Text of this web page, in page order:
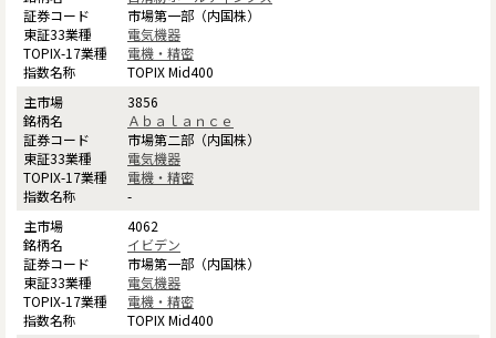
市場第一部（内国株）
電気機器
電機・精密
TOPIX Mid400
3856
Ａｂａｌａｎｃｅ
市場第二部（内国株）
電気機器
電機・精密
-
4062
イビデン
市場第一部（内国株）
電気機器
電機・精密
TOPIX Mid400